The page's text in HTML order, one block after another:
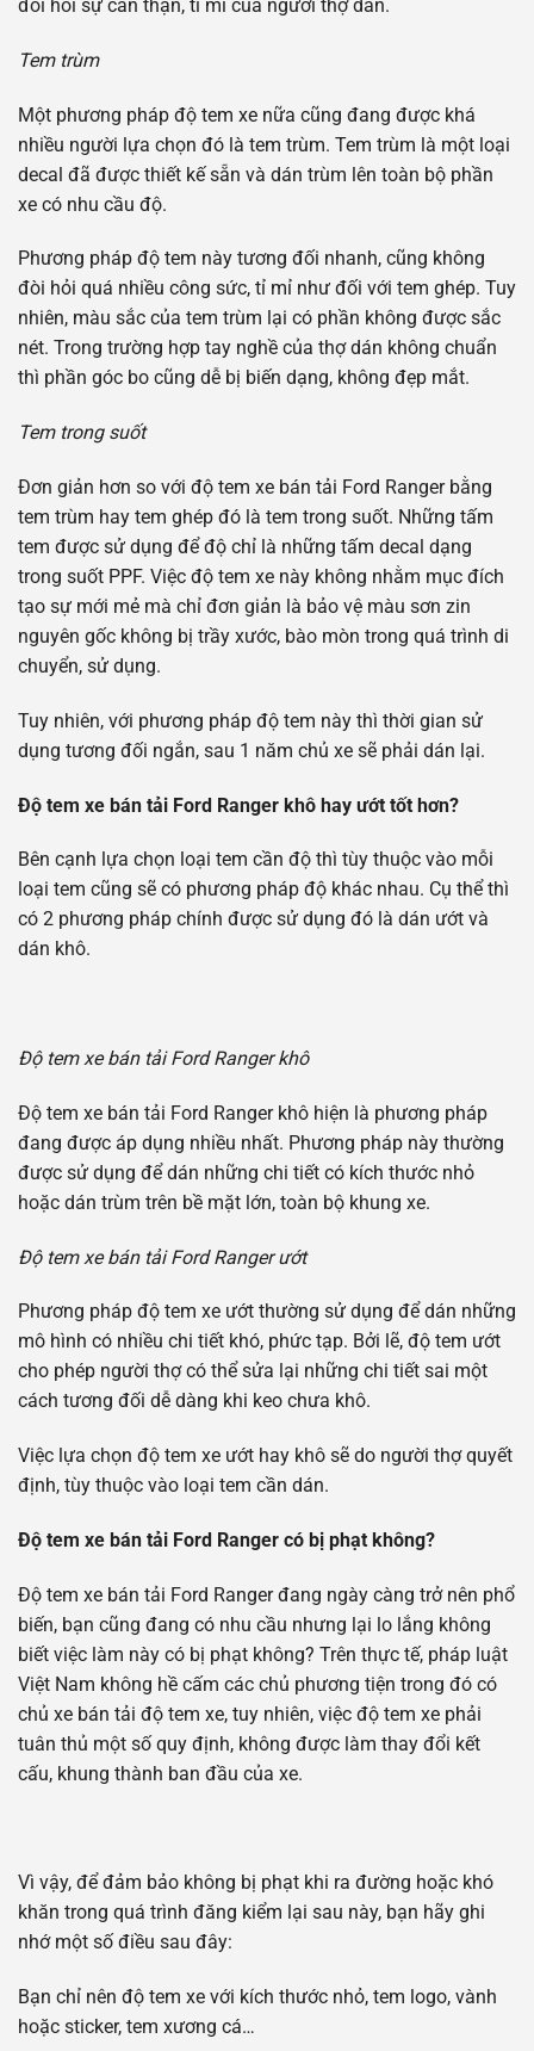
đòi hỏi sự cẩn thận, tỉ mỉ của người thợ dán.
Tem trùm
Một phương pháp độ tem xe nữa cũng đang được khá
nhiều người lựa chọn đó là tem trùm. Tem trùm là một loại
decal đã được thiết kế sẵn và dán trùm lên toàn bộ phần
xe có nhu cầu độ.
Phương pháp độ tem này tương đối nhanh, cũng không
đòi hỏi quá nhiều công sức, tỉ mỉ như đối với tem ghép. Tuy
nhiên, màu sắc của tem trùm lại có phần không được sắc
nét. Trong trường hợp tay nghề của thợ dán không chuẩn
thì phần góc bo cũng dễ bị biến dạng, không đẹp mắt.
Tem trong suốt
Đơn giản hơn so với độ tem xe bán tải Ford Ranger bằng
tem trùm hay tem ghép đó là tem trong suốt. Những tấm
tem được sử dụng để độ chỉ là những tấm decal dạng
trong suốt PPF. Việc độ tem xe này không nhằm mục đích
tạo sự mới mẻ mà chỉ đơn giản là bảo vệ màu sơn zin
nguyên gốc không bị trầy xước, bào mòn trong quá trình di
chuyển, sử dụng.
Tuy nhiên, với phương pháp độ tem này thì thời gian sử
dụng tương đối ngắn, sau 1 năm chủ xe sẽ phải dán lại.
Độ tem xe bán tải Ford Ranger khô hay ướt tốt hơn?
Bên cạnh lựa chọn loại tem cần độ thì tùy thuộc vào mỗi
loại tem cũng sẽ có phương pháp độ khác nhau. Cụ thể thì
có 2 phương pháp chính được sử dụng đó là dán ướt và
dán khô.
Độ tem xe bán tải Ford Ranger khô
Độ tem xe bán tải Ford Ranger khô hiện là phương pháp
đang được áp dụng nhiều nhất. Phương pháp này thường
được sử dụng để dán những chi tiết có kích thước nhỏ
hoặc dán trùm trên bề mặt lớn, toàn bộ khung xe.
Độ tem xe bán tải Ford Ranger ướt
Phương pháp độ tem xe ướt thường sử dụng để dán những
mô hình có nhiều chi tiết khó, phức tạp. Bởi lẽ, độ tem ướt
cho phép người thợ có thể sửa lại những chi tiết sai một
cách tương đối dễ dàng khi keo chưa khô.
Việc lựa chọn độ tem xe ướt hay khô sẽ do người thợ quyết
định, tùy thuộc vào loại tem cần dán.
Độ tem xe bán tải Ford Ranger có bị phạt không?
Độ tem xe bán tải Ford Ranger đang ngày càng trở nên phổ
biến, bạn cũng đang có nhu cầu nhưng lại lo lắng không
biết việc làm này có bị phạt không? Trên thực tế, pháp luật
Việt Nam không hề cấm các chủ phương tiện trong đó có
chủ xe bán tải độ tem xe, tuy nhiên, việc độ tem xe phải
tuân thủ một số quy định, không được làm thay đổi kết
cấu, khung thành ban đầu của xe.
Vì vậy, để đảm bảo không bị phạt khi ra đường hoặc khó
khăn trong quá trình đăng kiểm lại sau này, bạn hãy ghi
nhớ một số điều sau đây:
Bạn chỉ nên độ tem xe với kích thước nhỏ, tem logo, vành
hoặc sticker, tem xương cá…